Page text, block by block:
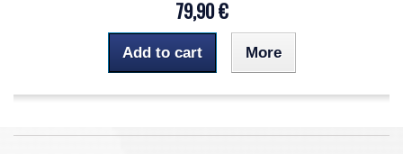
79,90 €
Add to cart More